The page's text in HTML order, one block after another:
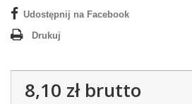
Udostępnij na Facebook
Drukuj
8,10 złbrutto